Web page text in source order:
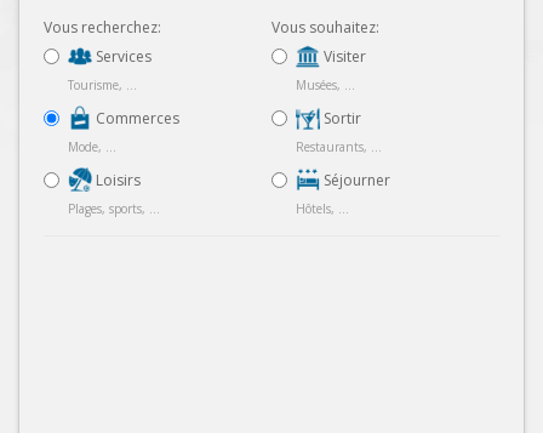
Vous recherchez:
Services
Tourisme, ...
Commerces
Mode, ...
Loisirs
Plages, sports, ...
Vous souhaitez:
Visiter
Musées, ...
Sortir
Restaurants, ...
Séjourner
Hôtels, ...